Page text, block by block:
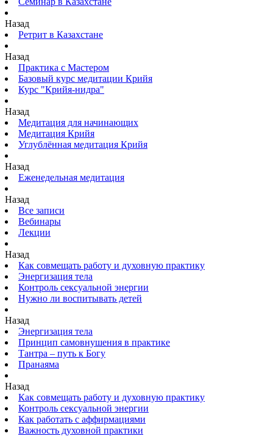
Назад
Ретрит в Казахстане
Назад
Практика с Мастером
Базовый курс медитации Крийя
Курс "Крийя-нидра"
Назад
Медитация для начинающих
Медитация Крийя
Углублённая медитация Крийя
Назад
Еженедельная медитация
Назад
Все записи
Вебинары
Лекции
Назад
Как совмещать работу и духовную практику
Энергизация тела
Контроль сексуальной энергии
Нужно ли воспитывать детей
Назад
Энергизация тела
Принцип самовнушения в практике
Тантра – путь к Богу
Пранаяма
Назад
Как совмещать работу и духовную практику
Контроль сексуальной энергии
Как работать с аффирмациями
Важность духовной практики